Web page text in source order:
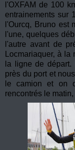
l'OXFAM de 100
entrainements sur
l'Ourcq, Bruno est
l'une, quelques
l'autre avant de
Locmariaquer, à
la ligne de
près du port et
le camion et on
rencontrés le